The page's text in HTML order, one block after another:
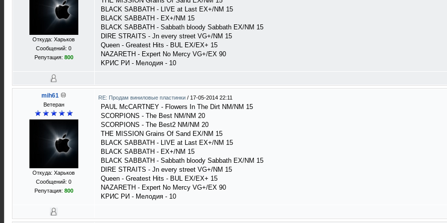
Откуда: Харьков
Сообщений: 0
Репутация: 800
BLACK SABBATH - LIVE at Last EX+/NM 15
BLACK SABBATH - EX+/NM 15
BLACK SABBATH - Sabbath bloody Sabbath EX/NM 15
DIRE STRAITS - Jn every street VG+/NM 15
Queen - Greatest Hits - BUL EX/EX+ 15
NAZARETH - Expert No Mercy VG+/EX 90
KРИС РИ - Мелодия - 10
mih61
Ветеран
Откуда: Харьков
Сообщений: 0
Репутация: 800
RE: Продам виниловые пластинки / 17-05-2014 22:11
PAUL McCARTNEY - Flowers In The Dirt NM/NM 15
SCORPIONS - The Best NM/NM 20
SCORPIONS - The Best2 NM/NM 20
THE MISSION Grains Of Sand EX/NM 15
BLACK SABBATH - LIVE at Last EX+/NM 15
BLACK SABBATH - EX+/NM 15
BLACK SABBATH - Sabbath bloody Sabbath EX/NM 15
DIRE STRAITS - Jn every street VG+/NM 15
Queen - Greatest Hits - BUL EX/EX+ 15
NAZARETH - Expert No Mercy VG+/EX 90
KРИС РИ - Мелодия - 10